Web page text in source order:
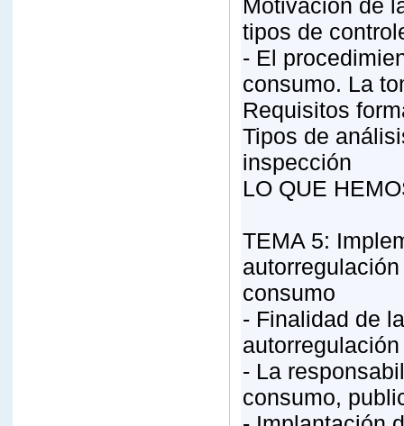
Motivación de
tipos de
- El
consumo. La
Requisitos
Tipos de
inspección
LO QUE
TEMA 5:
consumo
- Finalidad de
autorregulación
- La
consumo,